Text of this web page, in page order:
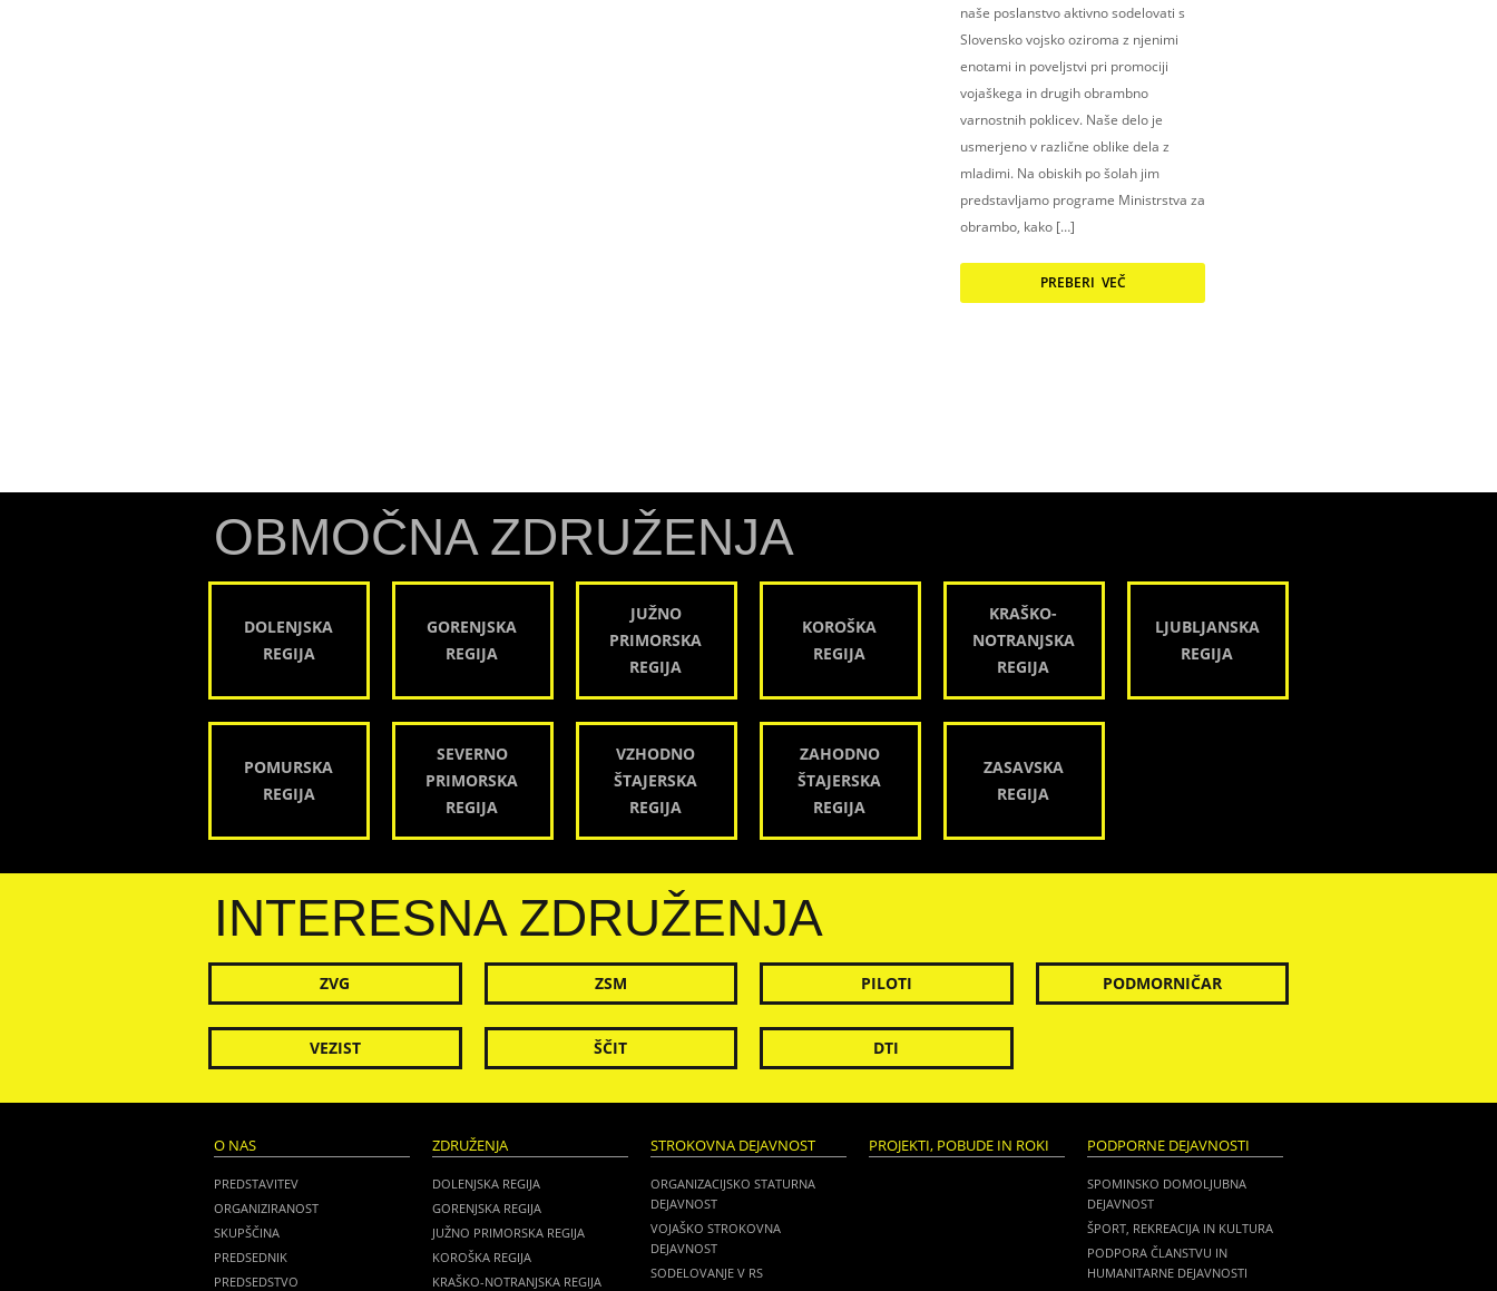
naše poslanstvo aktivno sodelovati s
Slovensko vojsko oziroma z njenimi
enotami in poveljstvi pri promociji
vojaškega in drugih obrambno
varnostnih poklicev. Naše delo je
usmerjeno v različne oblike dela z
mladimi. Na obiskih po šolah jim
predstavljamo programe Ministrstva za
obrambo, kako […]
PREBERI VEČ
OBMOČNA ZDRUŽENJA
DOLENJSKA
REGIJA
GORENJSKA
REGIJA
JUŽNO
PRIMORSKA
REGIJA
KOROŠKA
REGIJA
KRAŠKO-
NOTRANJSKA
REGIJA
LJUBLJANSKA
REGIJA
POMURSKA
REGIJA
SEVERNO
PRIMORSKA
REGIJA
VZHODNO
ŠTAJERSKA
REGIJA
ZAHODNO
ŠTAJERSKA
REGIJA
ZASAVSKA
REGIJA
INTERESNA ZDRUŽENJA
ZVG ZSM PILOTI PODMORNIČAR
VEZIST ŠČIT DTI
O NAS
PREDSTAVITEV
ORGANIZIRANOST
SKUPŠČINA
PREDSEDNIK
PREDSEDSTVO
ZDRUŽENJA
DOLENJSKA REGIJA
GORENJSKA REGIJA
JUŽNO PRIMORSKA REGIJA
KOROŠKA REGIJA
KRAŠKO-NOTRANJSKA REGIJA
STROKOVNA DEJAVNOST
ORGANIZACIJSKO STATURNA
DEJAVNOST
VOJAŠKO STROKOVNA
DEJAVNOST
SODELOVANJE V RS
PROJEKTI, POBUDE IN ROKI PODPORNE DEJAVNOSTI
SPOMINSKO DOMOLJUBNA
DEJAVNOST
ŠPORT, REKREACIJA IN KULTURA
PODPORA ČLANSTVU IN
HUMANITARNE DEJAVNOSTI